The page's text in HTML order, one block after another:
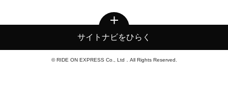
サイトナビをひらく
© RIDE ON EXPRESS Co., Ltd．All Rights Reserved.